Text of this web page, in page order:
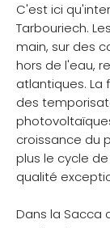
C'est ici
Tarbouriech.
main, sur des
hors de l'eau,
atlantiques.
des
croissance du
plus le cycle
qualité
Dans la Sacca